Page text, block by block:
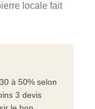
locale fait
à 50% selon
3 devis